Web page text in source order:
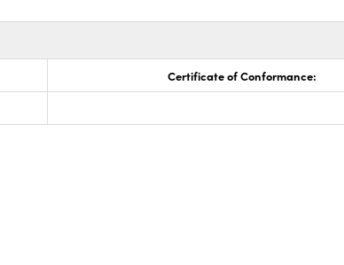
Certificate of Conformance: